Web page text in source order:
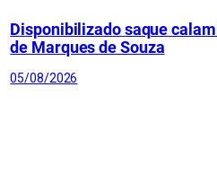
Disponibilizado saque
de Marques de Souza
05/08/2026